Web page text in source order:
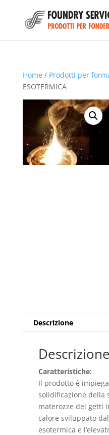
Home/ Prodotti per
ESOTERMICA
Descrizione
Descrizione
Caratteristiche:
Il prodotto è
solidificazione della
materozze dei getti
calore sviluppato
esotermica e